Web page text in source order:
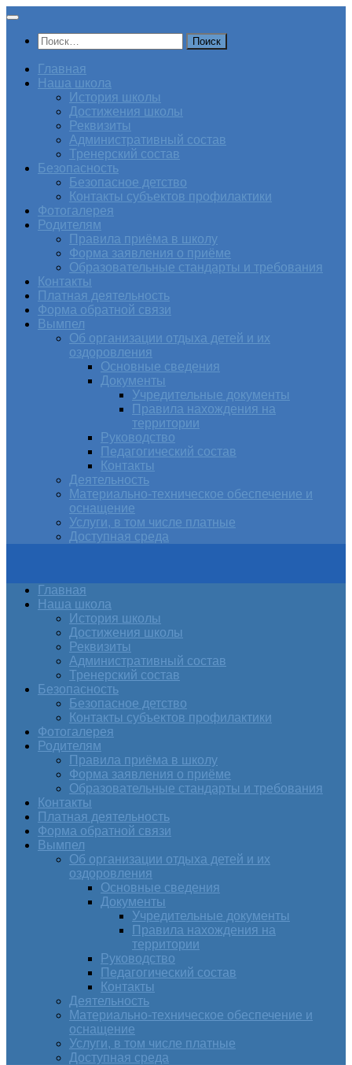
Перейти
содержимому
Найти:
Главная
Наша школа
История школы
Достижения школы
Реквизиты
Административный состав
Тренерский состав
Безопасность
Безопасное детство
Контакты субъектов профилактики
Фотогалерея
Родителям
Правила приёма в школу
Форма заявления о приёме
Образовательные стандарты и требования
Контакты
Платная деятельность
Форма обратной связи
Вымпел
Об организации отдыха детей и их
оздоровления
Основные сведения
Документы
Учредительные документы
Правила нахождения на
территории
Руководство
Педагогический состав
Контакты
Деятельность
Материально-техническое обеспечение и
оснащение
Услуги, в том числе платные
Доступная среда
Главная
Наша школа
История школы
Достижения школы
Реквизиты
Административный состав
Тренерский состав
Безопасность
Безопасное детство
Контакты субъектов профилактики
Фотогалерея
Родителям
Правила приёма в школу
Форма заявления о приёме
Образовательные стандарты и требования
Контакты
Платная деятельность
Форма обратной связи
Вымпел
Об организации отдыха детей и их
оздоровления
Основные сведения
Документы
Учредительные документы
Правила нахождения на
территории
Руководство
Педагогический состав
Контакты
Деятельность
Материально-техническое обеспечение и
оснащение
Услуги, в том числе платные
Доступная среда